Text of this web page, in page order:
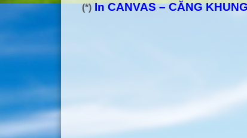
(*) In CANVAS – CĂNG